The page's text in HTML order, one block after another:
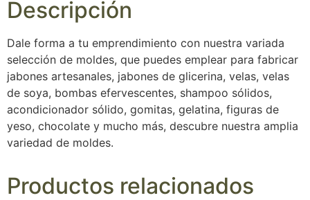
Descripción
Dale forma a tu emprendimiento con nuestra variada
selección de moldes, que puedes emplear para fabricar
jabones artesanales, jabones de glicerina, velas, velas
de soya, bombas efervescentes, shampoo sólidos,
acondicionador sólido, gomitas, gelatina, figuras de
yeso, chocolate y mucho más, descubre nuestra amplia
variedad de moldes.
Productos relacionados